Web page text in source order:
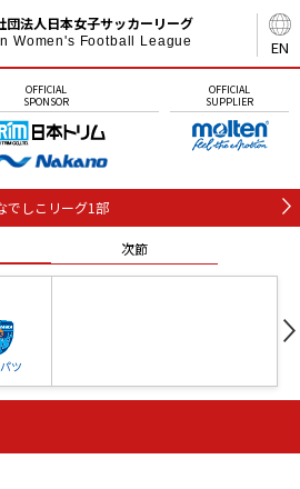
EN
団法人日本女子サッカーリーグ
Women's Football League
OFFICIAL
SPONSOR
OFFICIAL
SUPPLIER
でしこリーグ1部
次節
ツ
石人の星